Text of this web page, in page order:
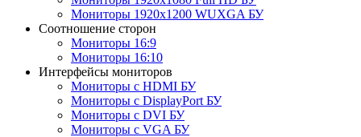
Мониторы 1920x1200 WUXGA БУ
Соотношение сторон
Мониторы 16:9
Мониторы 16:10
Интерфейсы мониторов
Мониторы с HDMI БУ
Мониторы с DisplayPort БУ
Мониторы с DVI БУ
Мониторы с VGA БУ